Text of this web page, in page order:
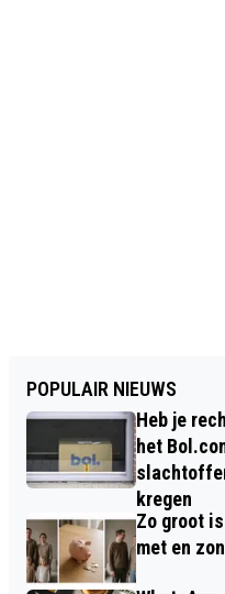
POPULAIR NIEUWS
Heb je
het
kregen
Zo groot
met en